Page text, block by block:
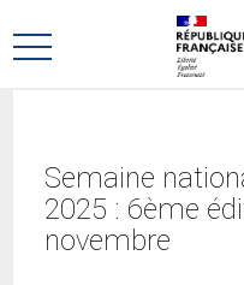
au
menu
au
contenu
Ouvrir
Semaine
2025 : 6ème
novembre